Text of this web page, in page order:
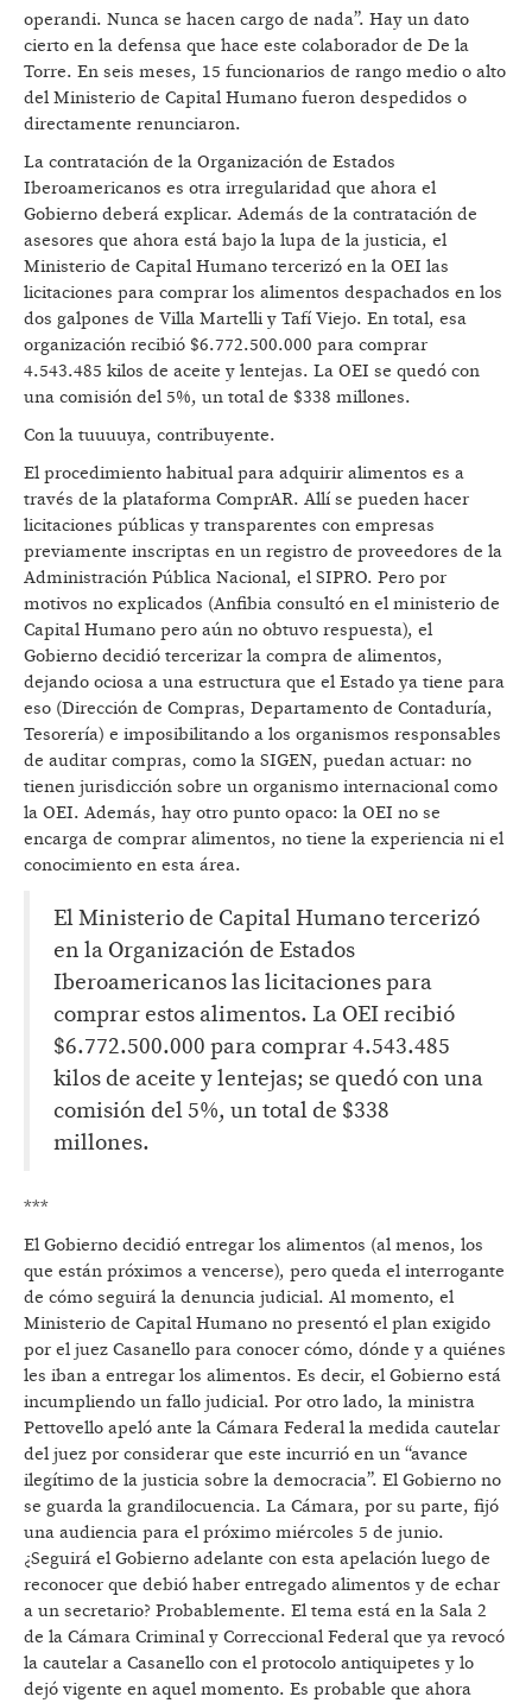
operandi. Nunca se hacen cargo de nada”. Hay un dato
cierto en la defensa que hace este colaborador de De la
Torre. En seis meses, 15 funcionarios de rango medio o alto
del Ministerio de Capital Humano fueron despedidos o
directamente renunciaron.
La contratación de la Organización de Estados
Iberoamericanos es otra irregularidad que ahora el
Gobierno deberá explicar. Además de la contratación de
asesores que ahora está bajo la lupa de la justicia, el
Ministerio de Capital Humano tercerizó en la OEI las
licitaciones para comprar los alimentos despachados en los
dos galpones de Villa Martelli y Tafí Viejo. En total, esa
organización recibió $6.772.500.000 para comprar
4.543.485 kilos de aceite y lentejas. La OEI se quedó con
una comisión del 5%, un total de $338 millones.
Con la tuuuuya, contribuyente.
El procedimiento habitual para adquirir alimentos es a
través de la plataforma ComprAR. Allí se pueden hacer
licitaciones públicas y transparentes con empresas
previamente inscriptas en un registro de proveedores de la
Administración Pública Nacional, el SIPRO. Pero por
motivos no explicados (Anfibia consultó en el ministerio de
Capital Humano pero aún no obtuvo respuesta), el
Gobierno decidió tercerizar la compra de alimentos,
dejando ociosa a una estructura que el Estado ya tiene para
eso (Dirección de Compras, Departamento de Contaduría,
Tesorería) e imposibilitando a los organismos responsables
de auditar compras, como la SIGEN, puedan actuar: no
tienen jurisdicción sobre un organismo internacional como
la OEI. Además, hay otro punto opaco: la OEI no se
encarga de comprar alimentos, no tiene la experiencia ni el
conocimiento en esta área.
El Ministerio de Capital Humano tercerizó
en la Organización de Estados
Iberoamericanos las licitaciones para
comprar estos alimentos. La OEI recibió
$6.772.500.000 para comprar 4.543.485
kilos de aceite y lentejas; se quedó con una
comisión del 5%, un total de $338
millones.
***
El Gobierno decidió entregar los alimentos (al menos, los
que están próximos a vencerse), pero queda el interrogante
de cómo seguirá la denuncia judicial. Al momento, el
Ministerio de Capital Humano no presentó el plan exigido
por el juez Casanello para conocer cómo, dónde y a quiénes
les iban a entregar los alimentos. Es decir, el Gobierno está
incumpliendo un fallo judicial. Por otro lado, la ministra
Pettovello apeló ante la Cámara Federal la medida cautelar
del juez por considerar que este incurrió en un “avance
ilegítimo de la justicia sobre la democracia”. El Gobierno no
se guarda la grandilocuencia. La Cámara, por su parte, fijó
una audiencia para el próximo miércoles 5 de junio.
¿Seguirá el Gobierno adelante con esta apelación luego de
reconocer que debió haber entregado alimentos y de echar
a un secretario? Probablemente. El tema está en la Sala 2
de la Cámara Criminal y Correccional Federal que ya revocó
la cautelar a Casanello con el protocolo antiquipetes y lo
dejó vigente en aquel momento. Es probable que ahora